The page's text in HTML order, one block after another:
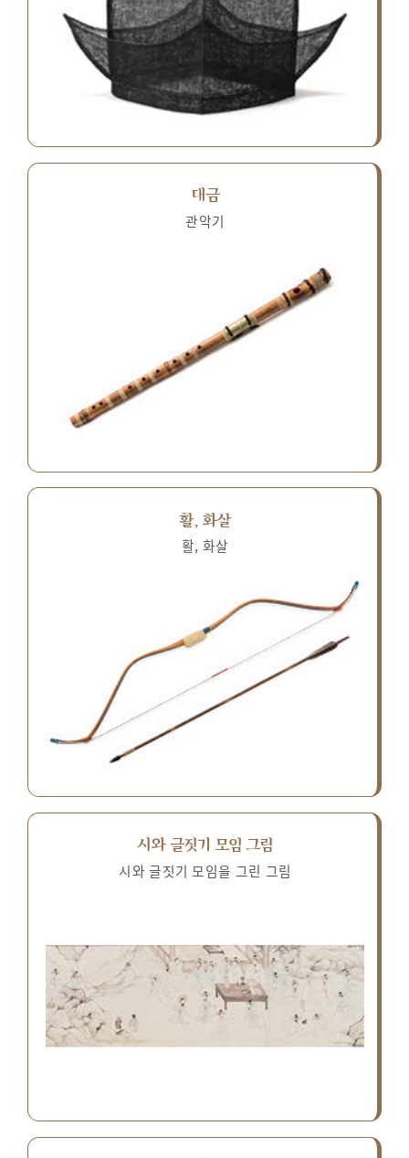
대금
관악기
활, 화살
활, 화살
시와 글짓기 모임 그림
시와 글짓기 모임을 그린 그림